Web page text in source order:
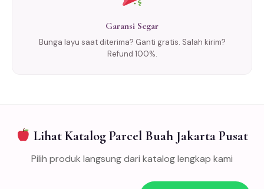
Garansi Segar
Bunga layu saat diterima? Ganti gratis. Salah kirim?
Refund 100%.
Lihat Katalog Parcel Buah Jakarta Pusat
Pilih produk langsung dari katalog lengkap kami